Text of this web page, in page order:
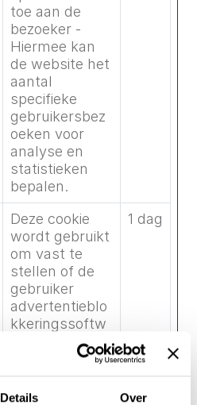
Details Over
toe aan de
bezoeker -
Hiermee kan
de website het
aantal
specifieke
gebruikersbez
oeken voor
analyse en
statistieken
bepalen.
Deze cookie
wordt gebruikt
om vast te
stellen of de
gebruiker
advertentieblo
kkeringssoftw
browser heeft
geactiveerd –
deze
1 dag